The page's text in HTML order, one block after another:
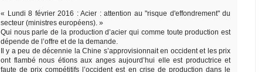
« Lundi 8 février 2016 : Acier : attention au "risque d'effondrement" du
secteur (ministres européens). »
Qui nous parle de la production d’acier qui comme toute production est
dépende de l’offre et de la demande.
Il y a peu de décennie la Chine s’approvisionnait en occident et les prix
ont flambé nous étions aux anges aujourd’hui elle est productrice et
faute de prix compétitifs l’occident est en crise de production dans le